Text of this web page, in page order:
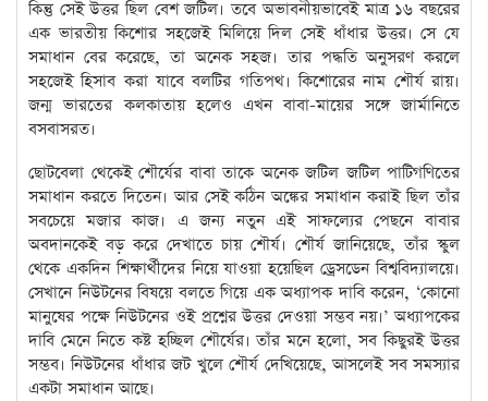
কিন্তু সেই উত্তর ছিল বেশ জটিল। তবে অভাবনীয়ভাবেই মাত্র ১৬ বছরের
এক ভারতীয় কিশোর সহজেই মিলিয়ে দিল সেই ধাঁধার উত্তর। সে যে
সমাধান বের করেছে, তা অনেক সহজ। তার পদ্ধতি অনুসরণ করলে
সহজেই হিসাব করা যাবে বলটির গতিপথ। কিশোরের নাম শৌর্য রায়।
জন্ম ভারতের কলকাতায় হলেও এখন বাবা-মায়ের সঙ্গে জার্মানিতে
বসবাসরত।
ছোটবেলা থেকেই শৌর্যের বাবা তাকে অনেক জটিল জটিল পাটিগণিতের
সমাধান করতে দিতেন। আর সেই কঠিন অঙ্কের সমাধান করাই ছিল তাঁর
সবচেয়ে মজার কাজ। এ জন্য নতুন এই সাফল্যের পেছনে বাবার
অবদানকেই বড় করে দেখাতে চায় শৌর্য। শৌর্য জানিয়েছে, তাঁর স্কুল
থেকে একদিন শিক্ষার্থীদের নিয়ে যাওয়া হয়েছিল ড্রেসডেন বিশ্ববিদ্যালয়ে।
সেখানে নিউটনের বিষয়ে বলতে গিয়ে এক অধ্যাপক দাবি করেন, ‘কোনো
মানুষের পক্ষে নিউটনের ওই প্রশ্নের উত্তর দেওয়া সম্ভব নয়।’ অধ্যাপকের
দাবি মেনে নিতে কষ্ট হচ্ছিল শৌর্যের। তাঁর মনে হলো, সব কিছুরই উত্তর
সম্ভব। নিউটনের ধাঁধার জট খুলে শৌর্য দেখিয়েছে, আসলেই সব সমস্যার
একটা সমাধান আছে।